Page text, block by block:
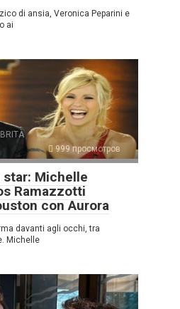
di ansia, Veronica Peparini e
ai
999 просмотров
Michelle
Ramazzotti
con Aurora
davanti agli occhi, tra
Michelle